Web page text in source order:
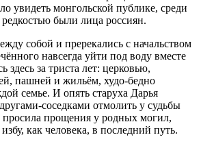
увидеть монгольской публике, среди
были лица россиян.
собой и пререкались с начальством
навсегда уйти под воду вместе
здесь за триста лет: церковью,
пашней и жильём, худо-бедно
семье. И опять старуха Дарья
соседками отмолить у судьбы
прощения у родных могил,
как человека, в последний путь.